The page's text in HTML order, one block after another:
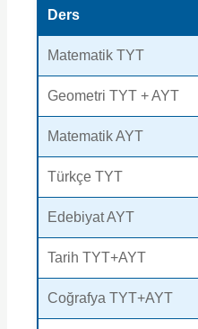
Ders
Matematik TYT
Geometri TYT + AYT
Matematik AYT
Türkçe TYT
Edebiyat AYT
Tarih TYT+AYT
Coğrafya TYT+AYT